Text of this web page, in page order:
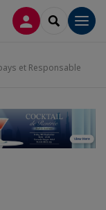
CONNEXION
et Responsable